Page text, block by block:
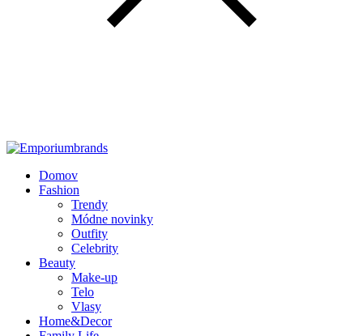
Domov
Fashion
Trendy
Módne novinky
Outfity
Celebrity
Beauty
Make-up
Telo
Vlasy
Home&Decor